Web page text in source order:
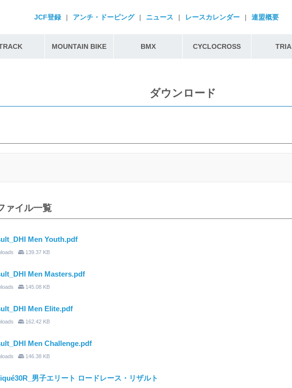
JCF登録 | アンチ・ドーピング | ニュース | レースカレンダー | 連盟概要
MOUNTAIN BIKE BMX CYCLOCROSS
ダウンロード
ァイル一覧
Men Youth.pdf
139.37 KB
Men Masters.pdf
145.08 KB
Men Elite.pdf
162.42 KB
Men Challenge.pdf
146.38 KB
男子エリート ロードレース・リザルト